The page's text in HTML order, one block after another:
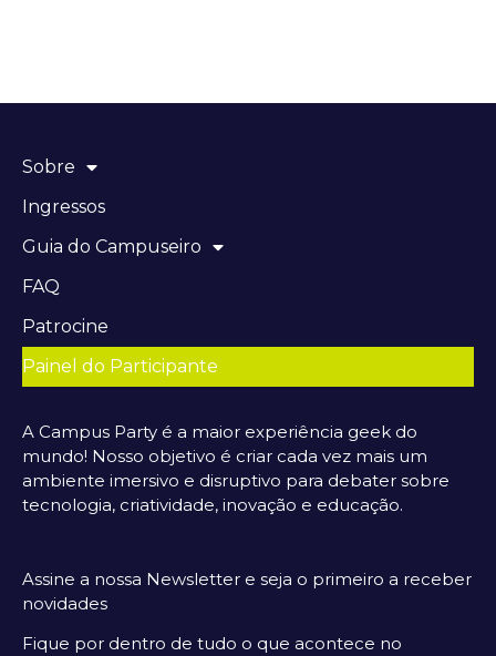
Sobre
Ingressos
Guia do Campuseiro
FAQ
Patrocine
Painel do Participante
A Campus Party é a maior experiência geek do
mundo! Nosso objetivo é criar cada vez mais um
ambiente imersivo e disruptivo para debater sobre
tecnologia, criatividade, inovação e educação.
Assine a nossa Newsletter e seja o primeiro a receber
novidades
Fique por dentro de tudo o que acontece no